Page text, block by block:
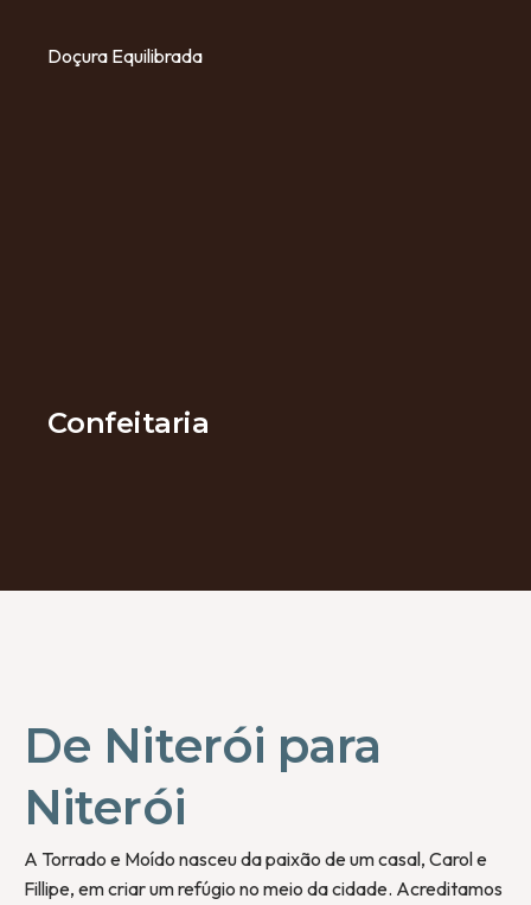
Doçura Equilibrada
Confeitaria
De Niterói para
Niterói
A Torrado e Moído nasceu da paixão de um casal, Carol e
Fillipe, em criar um refúgio no meio da cidade. Acreditamos